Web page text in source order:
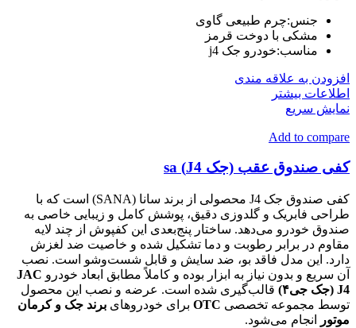
جنس:چرم طبیعی گاوی
مشکی با دوخت قرمز
مناسب:خودرو جک j4
افزودن به علاقه مندی
اطلاعات بیشتر
نمایش سریع
Add to compare
کفی صندوق عقب (جک J4) sa
کفی صندوق جک J4 محصولی از برند سانا (SANA) است که با
طراحی فابریک و گلدوزی دقیق، پوشش کامل و زیبایی خاصی به
صندوق خودرو می‌دهد. ساختار پنج‌بعدی این کفپوش از چند لایه
مقاوم در برابر رطوبت و دما تشکیل شده و خاصیت ضد لغزش
دارد. این مدل فاقد بو، ضد سایش و قابل شست‌وشو است. نصب
آن سریع و بدون نیاز به ابزار بوده و کاملاً مطابق ابعاد خودرو JAC
J4 (جک جی۴)
قالب‌گیری شده است. عرضه و نصب این محصول
توسط مجموعه تخصصی OTC برای خودروهای برند جک و کرمان
موتور
انجام می‌شود.